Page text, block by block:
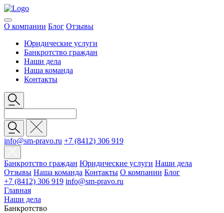
О компании Блог Отзывы
Юридические услуги
Банкротство граждан
Наши дела
Наша команда
Контакты
info@sm-pravo.ru +7 (8412) 306 919
Банкротство граждан Юридические услуги Наши дела
Отзывы Наша команда Контакты О компании Блог
+7 (8412) 306 919 info@sm-pravo.ru
Главная
Наши дела
Банкротство